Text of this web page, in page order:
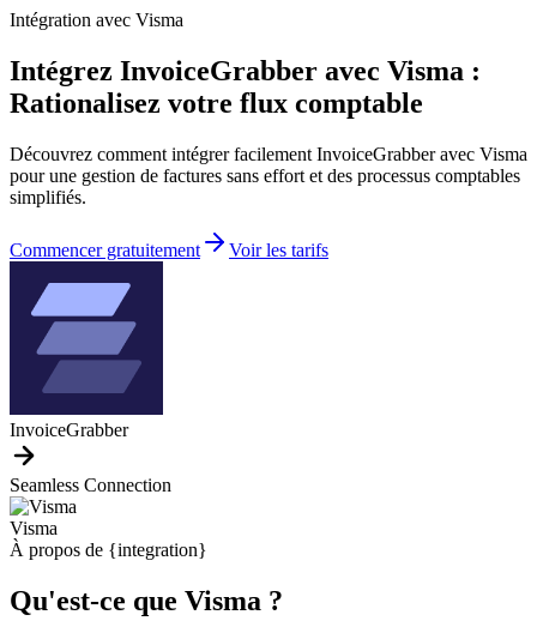
Intégration avec Visma
Intégrez InvoiceGrabber avec Visma :
Rationalisez votre flux comptable
Découvrez comment intégrer facilement InvoiceGrabber avec Visma
pour une gestion de factures sans effort et des processus comptables
simplifiés.
Commencer gratuitement Voir les tarifs
InvoiceGrabber
Seamless Connection
Visma
À propos de {integration}
Qu'est-ce que Visma ?